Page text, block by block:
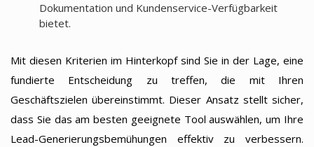
Dokumentation und Kundenservice-Verfügbarkeit
bietet.
Mit diesen Kriterien im Hinterkopf sind Sie in der Lage, eine
fundierte Entscheidung zu treffen, die mit Ihren
Geschäftszielen übereinstimmt. Dieser Ansatz stellt sicher,
dass Sie das am besten geeignete Tool auswählen, um Ihre
Lead-Generierungsbemühungen effektiv zu verbessern.